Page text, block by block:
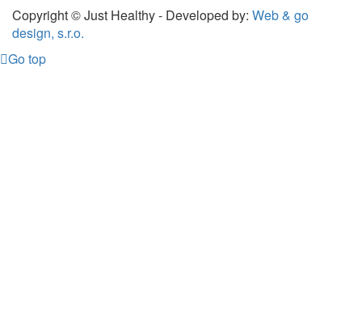
Copyright © Just Healthy - Developed by: Web & go
design, s.r.o.
Go top